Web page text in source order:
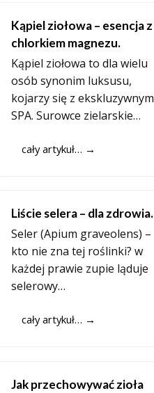
Kąpiel ziołowa – esencja z
chlorkiem magnezu.
Kąpiel ziołowa to dla wielu
osób synonim luksusu,
kojarzy się z ekskluzywnym
SPA. Surowce zielarskie…
cały artykuł… →
Liście selera – dla zdrowia.
Seler (Apium graveolens) –
kto nie zna tej roślinki? w
każdej prawie zupie ląduje
selerowy…
cały artykuł… →
Jak przechowywać zioła